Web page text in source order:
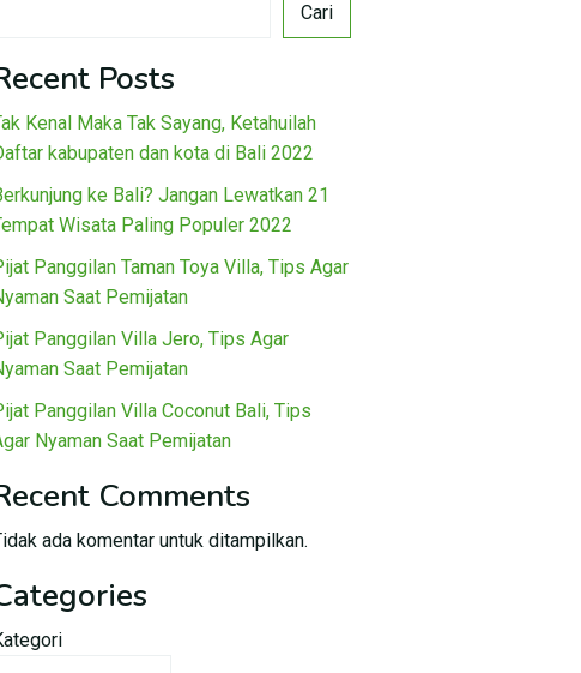
Cari
Posts
Kenal Maka Tak Sayang, Ketahuilah
kabupaten dan kota di Bali 2022
ke Bali? Jangan Lewatkan 21
Wisata Paling Populer 2022
Panggilan Taman Toya Villa, Tips Agar
Saat Pemijatan
Panggilan Villa Jero, Tips Agar
Saat Pemijatan
Panggilan Villa Coconut Bali, Tips
Nyaman Saat Pemijatan
Comments
ada komentar untuk ditampilkan.